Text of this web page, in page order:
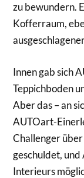
zu bewundern.
Kofferraum,
Innen gab sich
Teppichboden
Aber das – an
AUTOart-
Challenger
geschuldet,
Interieurs